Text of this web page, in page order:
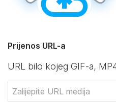
Prijenos URL-a
URL bilo kojeg GIF-a,